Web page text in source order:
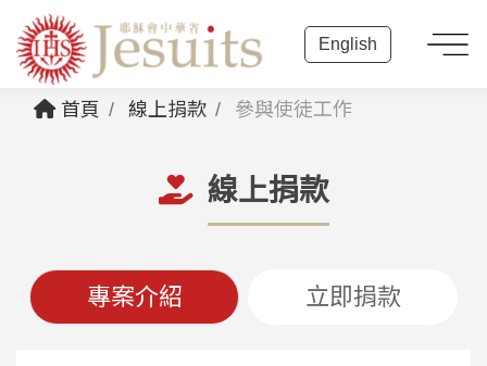
English
首頁 線上捐款 參與使徒工作
線上捐款
專案介紹 立即捐款